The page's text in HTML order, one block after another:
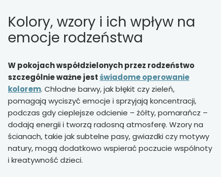
Kolory, wzory i ich wpływ na
emocje rodzeństwa
W pokojach współdzielonych przez rodzeństwo
szczególnie ważne jestświadome operowanie
kolorem. Chłodne barwy, jak błękit czy zieleń,
pomagają wyciszyć emocje i sprzyjają koncentracji,
podczas gdy cieplejsze odcienie – żółty, pomarańcz –
dodają energii i tworzą radosną atmosferę. Wzory na
ścianach, takie jak subtelne pasy, gwiazdki czy motywy
natury, mogą dodatkowo wspierać poczucie wspólnoty
i kreatywność dzieci.